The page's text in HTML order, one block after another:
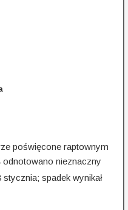
poświęcone raptownym
odnotowano nieznaczny
spadek wynikał